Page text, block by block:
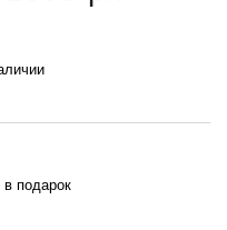
в подарок